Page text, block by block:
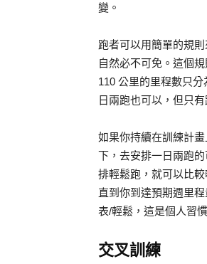
變。
跑者可以用簡單的規
自然必不可免。這個
110 公里的里程數只
日兩跑也可以，但只
如果你持續在訓練計
下，去安排一日兩跑
排輕鬆跑，就可以比
直到你到達預期週里
表/輕鬆，這是個人習
交叉訓練